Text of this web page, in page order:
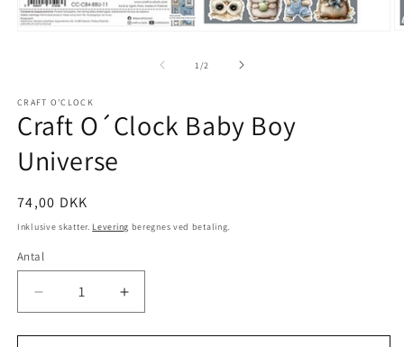
1 /2
CRAFT O'CLOCK
Craft O´Clock Baby Boy
Universe
74,00 DKK
Inklusive skatter. Levering beregnes ved betaling.
Antal